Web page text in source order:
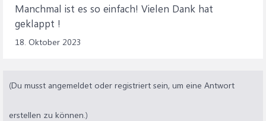
Manchmal ist es so einfach! Vielen Dank hat
geklappt !
18. Oktober 2023
(Du musst angemeldet oder registriert sein, um eine Antwort
erstellen zu können.)